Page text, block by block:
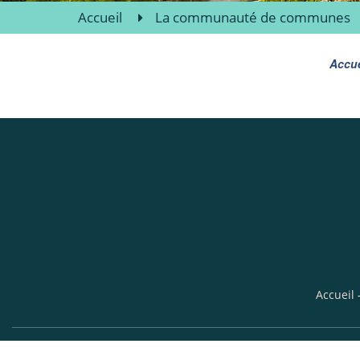
Accueil La communauté de communes
Accueil